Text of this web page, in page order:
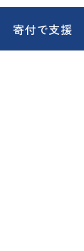
寄付で支援